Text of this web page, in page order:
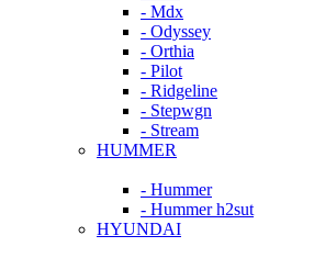
- Mdx
- Odyssey
- Orthia
- Pilot
- Ridgeline
- Stepwgn
- Stream
HUMMER
- Hummer
- Hummer h2sut
HYUNDAI